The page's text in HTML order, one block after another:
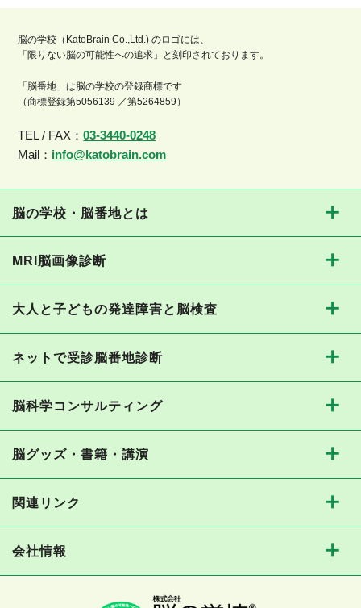
脳の学校（KatoBrain Co.,Ltd.) のロゴには、
「限りない脳の可能性への追求」と刻印されております。
「脳番地」は脳の学校の登録商標です
（商標登録第5056139 ／第5264859）
TEL / FAX：03-3440-0248
Mail： info@katobrain.com
脳の学校・脳番地とは
MRI脳画像診断
大人と子どもの発達障害と脳検査
ネットで受診脳番地診断
脳科学コンサルティング
脳グッズ・書籍・講演
関連リンク
会社情報